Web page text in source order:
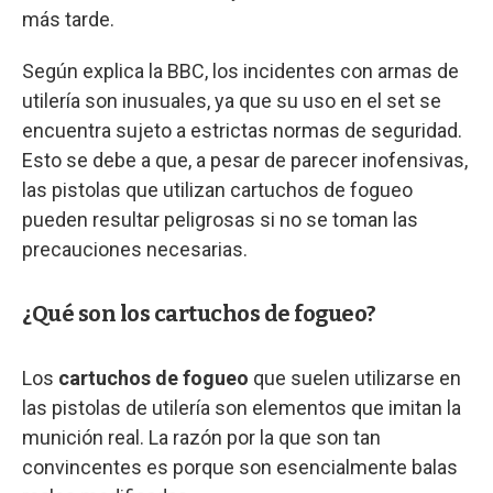
más tarde.
Según explica la BBC, los incidentes con armas de
utilería son inusuales, ya que su uso en el set se
encuentra sujeto a estrictas normas de seguridad.
Esto se debe a que, a pesar de parecer inofensivas,
las pistolas que utilizan cartuchos de fogueo
pueden resultar peligrosas si no se toman las
precauciones necesarias.
¿Qué son los cartuchos de fogueo?
Los cartuchos de fogueo que suelen utilizarse en
las pistolas de utilería son elementos que imitan la
munición real. La razón por la que son tan
convincentes es porque son esencialmente balas